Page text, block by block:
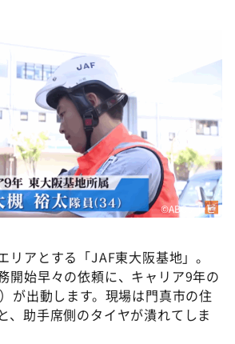
田×福井アナ「なんでやねん！？」
きょうの献立 何にする？～
なり！シーズン２
サラダ
スライブ 正義のミカタ
カタチ～
しゃい！
ポ
©ABCテレビ
リアとする「JAF東大阪基地」。
開始早々の依頼に、キャリア9年の
が出動します。現場は門真市の住
、助手席側のタイヤが潰れてしま